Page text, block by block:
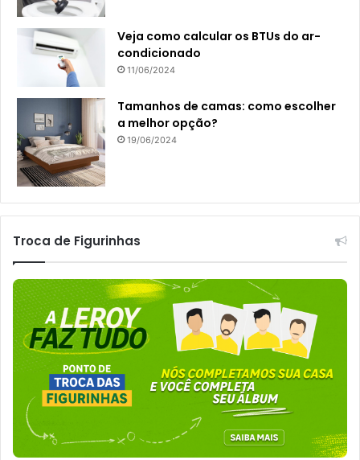
Veja como calcular os BTUs do ar-
condicionado
11/06/2024
Tamanhos de camas: como escolher
a melhor opção?
19/06/2024
Troca de Figurinhas